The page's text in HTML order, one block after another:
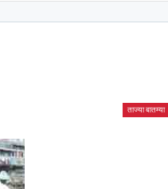
ताज्या बातम्या